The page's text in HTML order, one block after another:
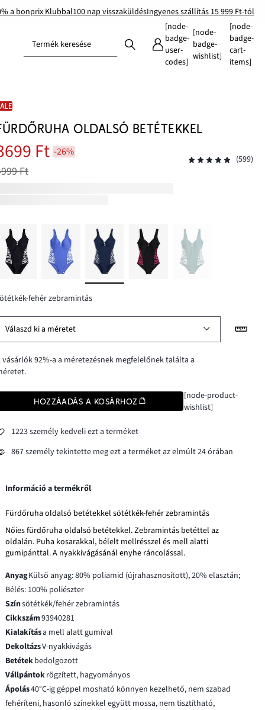
a bonprix Klubbal100 nap visszaküldésIngyenes szállítás 15 999 Ft-tól
Termék keresése
[node-
badge-
user-
codes]
[node-
badge-
wishlist]
[node-
badge-
cart-
items]
OLDALSÓ BETÉTEKKEL
Ft -26%
Ft
(599)
fehér zebramintás
Válaszd ki a méretet
vásárlók 92%-a a méretezésnek megfelelőnek találta a
HOZZÁADÁS A KOSÁRHOZ
[node-product-
wishlist]
1223 személy kedveli ezt a terméket
867 személy tekintette meg ezt a terméket az elmúlt 24 órában
Információ a termékről
Fürdőruha oldalsó betétekkel sötétkék-fehér zebramintás
Nőies fürdőruha oldalsó betétekkel. Zebramintás betéttel az
oldalán. Puha kosarakkal, bélelt mellrésszel és mell alatti
gumipánttal. A nyakkivágásánál enyhe ráncolással.
AnyagKülső anyag: 80% poliamid (újrahasznosított), 20% elasztán;
Bélés: 100% poliészter
Színsötétkék/fehér zebramintás
Cikkszám93940281
Kialakítása mell alatt gumival
DekoltázsV-nyakkivágás
Betétekbedolgozott
Vállpántokrögzített, hagyományos
Ápolás40°C-ig géppel mosható könnyen kezelhető, nem szabad
fehéríteni, hasonló színekkel együtt mossa, nem tisztítható,